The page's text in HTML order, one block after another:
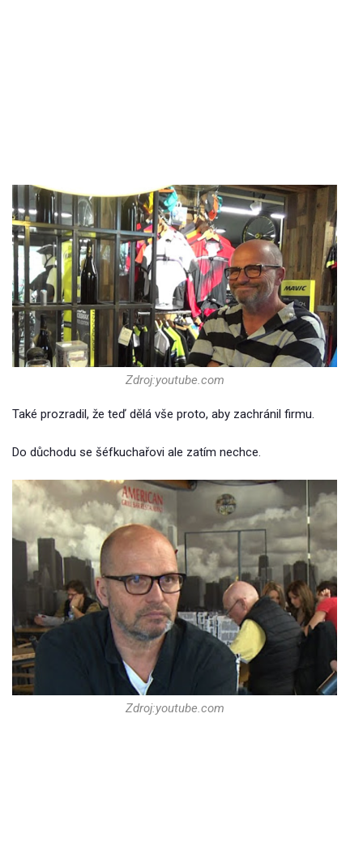
Zdroj:youtube.com
Také prozradil, že teď dělá vše proto, aby zachránil firmu.
Do důchodu se šéfkuchařovi ale zatím nechce.
Zdroj:youtube.com